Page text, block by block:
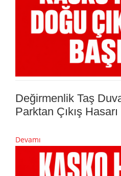
Değirmenlik Taş
Parktan Çıkış Hasarı
Devamı